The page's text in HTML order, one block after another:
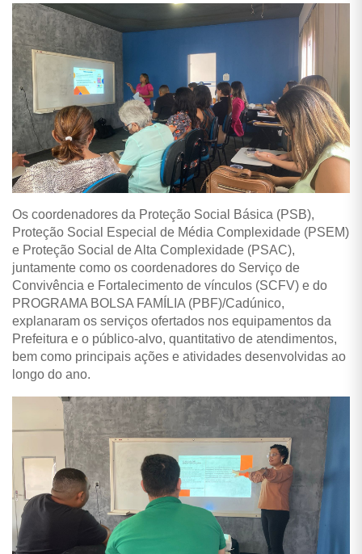
Os coordenadores da Proteção Social Básica (PSB),
Proteção Social Especial de Média Complexidade (PSEM)
e Proteção Social de Alta Complexidade (PSAC),
juntamente como os coordenadores do Serviço de
Convivência e Fortalecimento de vínculos (SCFV) e do
PROGRAMA BOLSA FAMÍLIA (PBF)/Cadúnico,
explanaram os serviços ofertados nos equipamentos da
Prefeitura e o público-alvo, quantitativo de atendimentos,
bem como principais ações e atividades desenvolvidas ao
longo do ano.